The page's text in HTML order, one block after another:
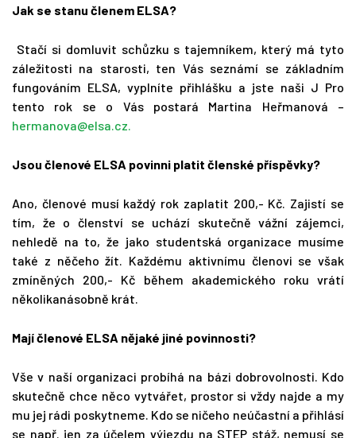
Jak se stanu členem ELSA?
Stačí si domluvit schůzku s tajemníkem, který má tyto
záležitosti na starosti, ten Vás seznámí se základním
fungováním ELSA, vyplníte přihlášku a jste naši J Pro
tento rok se o Vás postará Martina Heřmanová –
hermanova@elsa.cz.
Jsou členové ELSA povinni platit členské příspěvky?
Ano, členové musí každý rok zaplatit 200,- Kč. Zajistí se
tím, že o členství se uchází skutečně vážní zájemci,
nehledě na to, že jako studentská organizace musíme
také z něčeho žít. Každému aktivnímu členovi se však
zmíněných 200,- Kč během akademického roku vrátí
několikanásobně krát.
Mají členové ELSA nějaké jiné povinnosti?
Vše v naší organizaci probíhá na bázi dobrovolnosti. Kdo
skutečně chce něco vytvářet, prostor si vždy najde a my
mu jej rádi poskytneme. Kdo se ničeho neúčastní a přihlásí
se např. jen za účelem výjezdu na STEP stáž, nemusí se